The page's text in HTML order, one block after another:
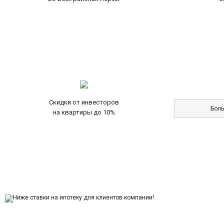
Скидки от инвесторов
на квартиры до 10%